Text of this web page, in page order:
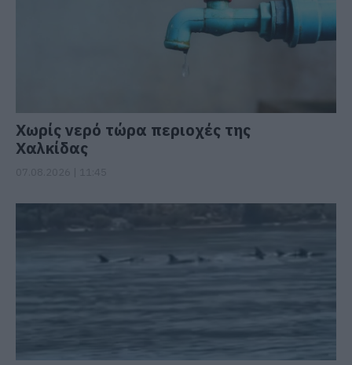
Χωρίς νερό τώρα περιοχές της
Χαλκίδας